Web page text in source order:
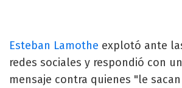
Esteban Lamothe explotó ante
redes sociales y respondió con
mensaje contra quienes "le